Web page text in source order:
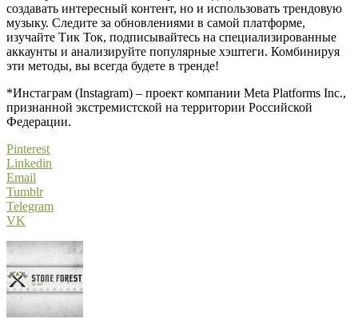
создавать интересный контент, но и использовать трендовую
музыку. Следите за обновлениями в самой платформе,
изучайте Тик Ток, подписывайтесь на специализированные
аккаунты и анализируйте популярные хэштеги. Комбинируя
эти методы, вы всегда будете в тренде!
*Инстаграм (Instagram) – проект компании Meta Platforms Inc.,
признанной экстремистской на территории Российской
Федерации.
Pinterest
Linkedin
Email
Tumblr
Telegram
VK